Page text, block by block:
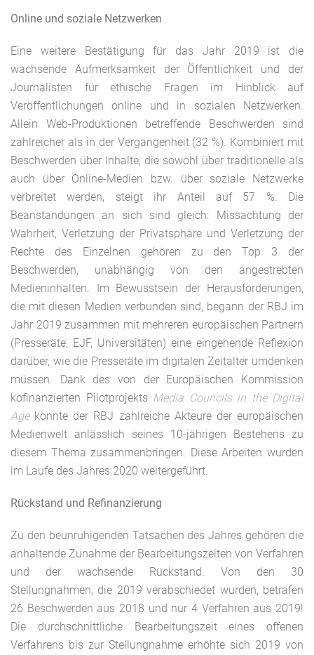
Online und soziale Netzwerken
Eine weitere Bestätigung für das Jahr 2019 ist die
wachsende Aufmerksamkeit der Öffentlichkeit und der
Journalisten für ethische Fragen im Hinblick auf
Veröffentlichungen online und in sozialen Netzwerken.
Allein Web-Produktionen betreffende Beschwerden sind
zahlreicher als in der Vergangenheit (32 %). Kombiniert mit
Beschwerden über Inhalte, die sowohl über traditionelle als
auch über Online-Medien bzw. über soziale Netzwerke
verbreitet werden, steigt ihr Anteil auf 57 %. Die
Beanstandungen an sich sind gleich: Missachtung der
Wahrheit, Verletzung der Privatsphäre und Verletzung der
Rechte des Einzelnen gehören zu den Top 3 der
Beschwerden, unabhängig von den angestrebten
Medieninhalten. Im Bewusstsein der Herausforderungen,
die mit diesen Medien verbunden sind, begann der RBJ im
Jahr 2019 zusammen mit mehreren europäischen Partnern
(Presseräte, EJF, Universitäten) eine eingehende Reflexion
darüber, wie die Presseräte im digitalen Zeitalter umdenken
müssen. Dank des von der Europäischen Kommission
kofinanzierten Pilotprojekts Media Councils in the Digital
Agekonnte der RBJ zahlreiche Akteure der europäischen
Medienwelt anlässlich seines 10-jährigen Bestehens zu
diesem Thema zusammenbringen. Diese Arbeiten wurden
im Laufe des Jahres 2020 weitergeführt.
Rückstand und Refinanzierung
Zu den beunruhigenden Tatsachen des Jahres gehören die
anhaltende Zunahme der Bearbeitungszeiten von Verfahren
und der wachsende Rückstand. Von den 30
Stellungnahmen, die 2019 verabschiedet wurden, betrafen
26 Beschwerden aus 2018 und nur 4 Verfahren aus 2019!
Die durchschnittliche Bearbeitungszeit eines offenen
Verfahrens bis zur Stellungnahme erhöhte sich 2019 von